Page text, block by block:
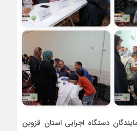
دستگاه اجرایی استان قزوین